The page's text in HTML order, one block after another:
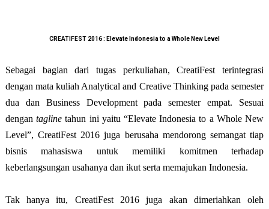
CREATIFEST 2016 : Elevate Indonesia to a Whole New Level
Sebagai bagian dari tugas perkuliahan, CreatiFest terintegrasi
dengan mata kuliah Analytical and Creative Thinking pada semester
dua dan Business Development pada semester empat. Sesuai
dengantaglinetahun ini yaitu “Elevate Indonesia to a Whole New
Level”, CreatiFest 2016 juga berusaha mendorong semangat tiap
bisnis mahasiswa untuk memiliki komitmen terhadap
keberlangsungan usahanya dan ikut serta memajukan Indonesia.
Tak hanya itu, CreatiFest 2016 juga akan dimeriahkan oleh